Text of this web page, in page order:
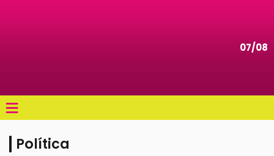
07/08
≡
Política